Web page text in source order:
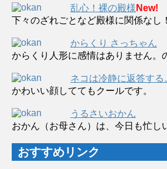
乱心！裸の殿様 New!
下々のざれごとなど殿様に関係なし！
からくり さっちゃん
からくり人形に感情はありません。
ネコは冷静に返答する
かわいい顔しててもクールです。
うるさいおかん
おかん（お母さん）は、今日も忙し
おすすめリンク